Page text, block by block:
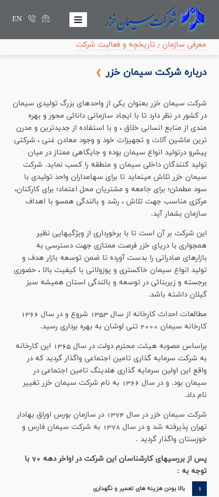
EN
معرفی سازمان تاريخچه و فعاليت شركت
درباره شركت سيمان خزر
شرکت سیمان خزر بعنوان یکی از واحدهای بزرگ تولیدی سیمان
در کشور در نظر دارد تا با ایجاد سازمانی دانائی محور و بهره
مندی از منابع انسانی خلاق ، و با استفاده از جدیدترین و مدرن
ترین ماشین آلات و تجهیزات خود و وجود معادن غنی ، شرکتی
پیشرو درتولید انواع سیمان بوده و جایگاهی ممتاز در میان
تولید کنندگان داخلی سیمان و منطقه را کسب نماید. شرکت
سیمان خزر تلاش مینماید تا برای سهامداران واحد تولیدی با
سود مطمئن؛ برای جامعه و مشتریان محل اعتماد؛ برای کارکنان،
مرکزی مناسب جهت تلاش ، رشد و بالندگی همسو با اهداف
سازمان بشمار آید.
این شرکت بر آن است تا با برخورداری از ویژگیهایی نظیر
همجواری با دریای خزر فرصت ممتازی جهت دسترسی به
بازارهای صادراتی را بدست آورده تا ضمن توسعه بازار هدف و
تولید انواع سیمان خاکستری و پوزولانی با کیفیت بالا ، حضوری
برجسته و زیربنائی در توسعه و بالندگی استان همیشه سبز
گیلان داشته باشد.
مطالعات احداث کارخانه از سال 1353 شروع و در سال 1366
کارخانه سیمان 2000 تنی لوشان به بهره برداری رسید.
براساس مصوبه هیئت محترم دولت در سال 1365 این کارخانه
به شرکت سرمایه گذاری تامین اجتماعی واگذار گردید که در
واقع این اولین سرمایه گذاری هلدینگ تامین اجتماعی در
سیمان بود. و در سال 1366 به نام شرکت سیمان خزر تغییر
نام داد.
شركت سيمان خزر در سال 1374 در سازمان بورس اوراق بهادار
تهران پذيرفته شد و در سال 1378 به شركت سيمان فارس و
خوزستان واگذار گرديد .
پس از بررسیهای کارشناسان این شرکت در اواخر دهه 70 با
توجه به :
1 بالا بودن هزینه های تعمیر و نگهداری